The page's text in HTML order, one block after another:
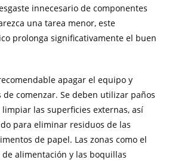
innecesario de componentes
una tarea menor, este
prolonga significativamente el buen
apagar el equipo y
de comenzar. Se deben utilizar paños
limpiar las superficies externas, así
para eliminar residuos de las
de papel. Las zonas como el
alimentación y las boquillas